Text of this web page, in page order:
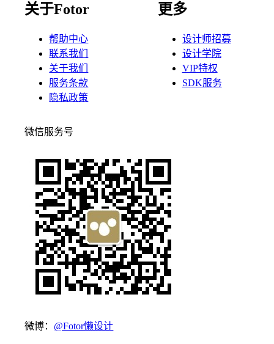
关于Fotor
帮助中心
联系我们
关于我们
服务条款
隐私政策
更多
设计师招募
设计学院
VIP特权
SDK服务
微信服务号
微博： @Fotor懒设计